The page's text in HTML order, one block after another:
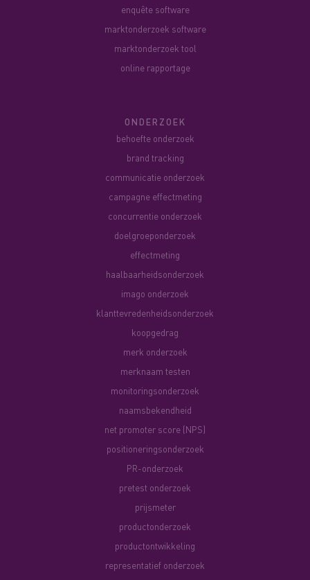
enquête software
marktonderzoek software
marktonderzoek tool
online rapportage
ONDERZOEK
behoefte onderzoek
brand tracking
communicatie onderzoek
campagne effectmeting
concurrentie onderzoek
doelgroeponderzoek
effectmeting
haalbaarheidsonderzoek
imago onderzoek
klanttevredenheidsonderzoek
koopgedrag
merk onderzoek
merknaam testen
monitoringsonderzoek
naamsbekendheid
net promoter score (NPS)
positioneringsonderzoek
PR-onderzoek
pretest onderzoek
prijsmeter
productonderzoek
productontwikkeling
representatief onderzoek